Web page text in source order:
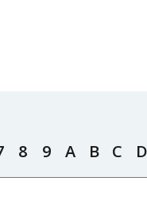
8 9 A B C D